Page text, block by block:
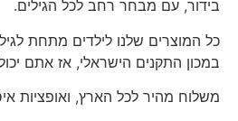
בידור, עם מבחר רחב לכל הגילים.
במכון התקנים הישראלי, אז אתם
משלוח מהיר לכל הארץ, ואופציות